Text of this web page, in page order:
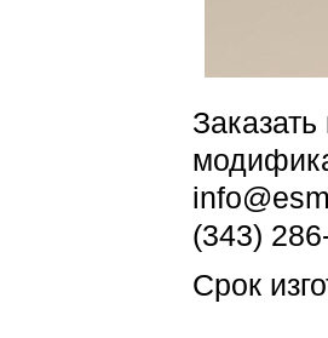
(343)
Срок